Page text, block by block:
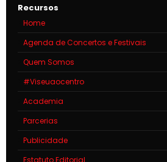
Recursos
Home
Agenda de Concertos e Festivais
Quem Somos
#Viseuaocentro
Academia
Parcerias
Publicidade
Estatuto Editorial